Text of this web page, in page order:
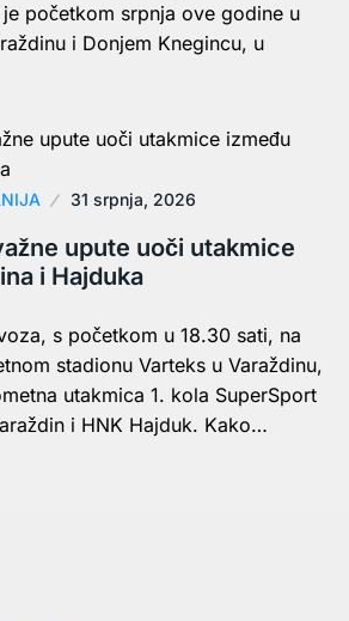
početkom srpnja ove godine u
i Donjem Knegincu, u
31 srpnja, 2026
upute uoči utakmice
i Hajduka
s početkom u 18.30 sati, na
stadionu Varteks u Varaždinu,
utakmica 1. kola SuperSport
i HNK Hajduk. Kako…